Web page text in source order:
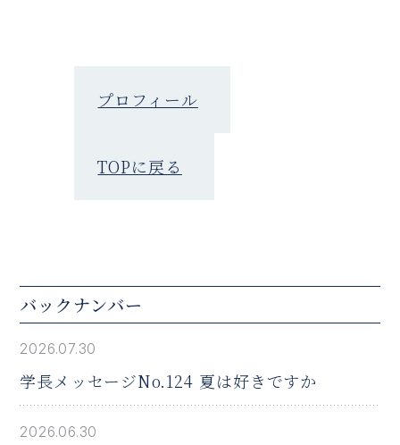
プロフィール
TOPに戻る
バックナンバー
2026.07.30
学長メッセージNo.124 夏は好きですか
2026.06.30